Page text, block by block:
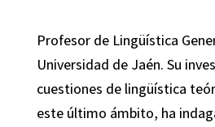
Profesor de Lingüística
Universidad de Jaén. Su
cuestiones de lingüística
este último ámbito, ha